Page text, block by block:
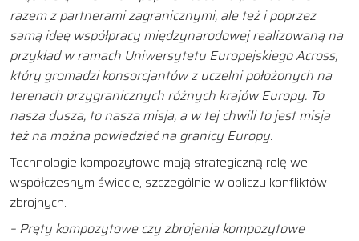
razem z partnerami zagranicznymi, ale też i poprzez
samą ideę współpracy międzynarodowej realizowaną na
przykład w ramach Uniwersytetu Europejskiego Across,
który gromadzi konsorcjantów z uczelni położonych na
terenach przygranicznych różnych krajów Europy. To
nasza dusza, to nasza misja, a w tej chwili to jest misja
też na można powiedzieć na granicy Europy.
Technologie kompozytowe mają strategiczną rolę we
współczesnym świecie, szczególnie w obliczu konfliktów
zbrojnych.
– Pręty kompozytowe czy zbrojenia kompozytowe